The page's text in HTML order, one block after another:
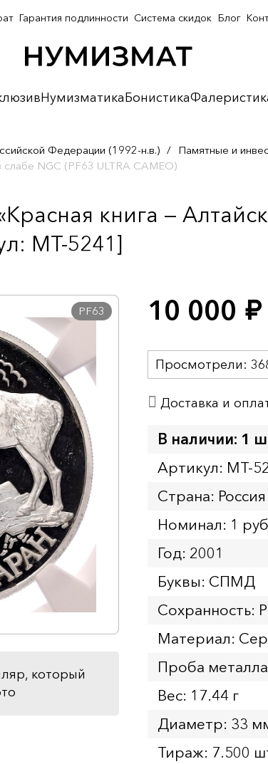
НумизматикаБонистика
Гарантия подлинности Система скидок Блог
Федерации (1992-н.в.) / Памятные и
NGC (PF63 ULTRA CAMEO)
книга —
MT-5241]
PF63
который
10 000 руб.
Просмотрели:
Доставка и
В наличии: 1
Артикул: MT-
Страна: Россия
Номинал: 1
Год: 2001
Буквы: СПМД
Сохранность:
Материал:
Проба
Вес: 17.44 г
Диаметр: 33
Тираж: 7.500